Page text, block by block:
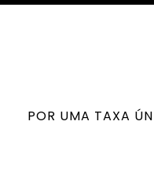
POR UMA TAXA